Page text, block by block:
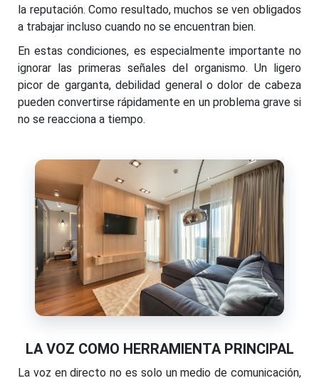
la reputación. Como resultado, muchos se ven obligados
a trabajar incluso cuando no se encuentran bien.
En estas condiciones, es especialmente importante no
ignorar las primeras señales del organismo. Un ligero
picor de garganta, debilidad general o dolor de cabeza
pueden convertirse rápidamente en un problema grave si
no se reacciona a tiempo.
LA VOZ COMO HERRAMIENTA PRINCIPAL
La voz en directo no es solo un medio de comunicación,